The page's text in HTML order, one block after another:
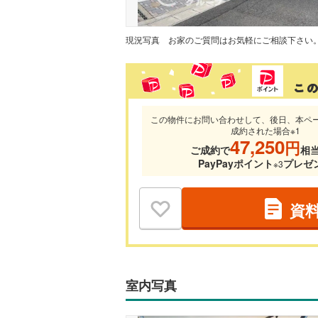
現況写真 お家のご質問はお気軽にご相談下さい
この物件にお問い合わせして、後日、本ペ
成約された場合※1
ご成約で47,250円相
PayPayポイント※3プレゼ
資
室内写真